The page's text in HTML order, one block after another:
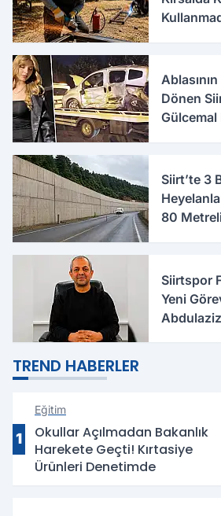
Dönen
Gülcemal
Siirt’te 3
80
Siirtspor
Yeni
TREND HABERLER
1
Eğitim
Okullar Açılmadan Bakanlık
Harekete Geçti! Kırtasiye
Ürünleri Denetimde